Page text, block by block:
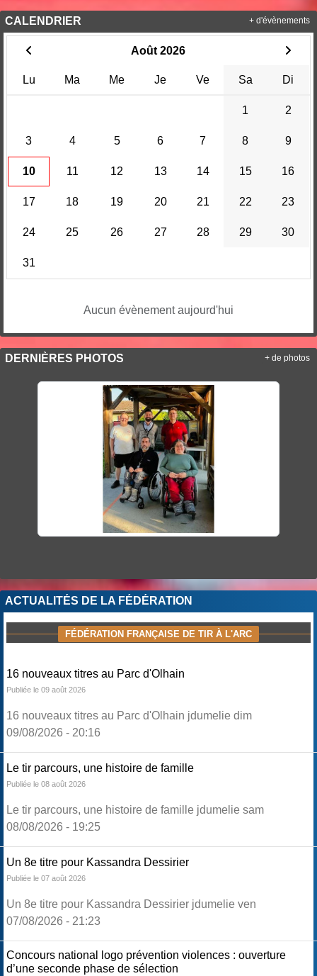
CALENDRIER
Août 2026
Lu Ma Me Je Ve Sa Di
1 2
3 4 5 6 7 8 9
10 11 12 13 14 15 16
17 18 19 20 21 22 23
24 25 26 27 28 29 30
31
Aucun évènement aujourd'hui
+ d'évènements
DERNIÈRES PHOTOS + de photos
ACTUALITÉS DE LA FÉDÉRATION
FÉDÉRATION FRANÇAISE DE TIR À L'ARC
16 nouveaux titres au Parc d'Olhain
Publiée le 09 août 2026
16 nouveaux titres au Parc d'Olhain jdumelie dim
09/08/2026 - 20:16
Le tir parcours, une histoire de famille
Publiée le 08 août 2026
Le tir parcours, une histoire de famille jdumelie sam
08/08/2026 - 19:25
Un 8e titre pour Kassandra Dessirier
Publiée le 07 août 2026
Un 8e titre pour Kassandra Dessirier jdumelie ven
07/08/2026 - 21:23
Concours national logo prévention violences : ouverture
d’une seconde phase de sélection